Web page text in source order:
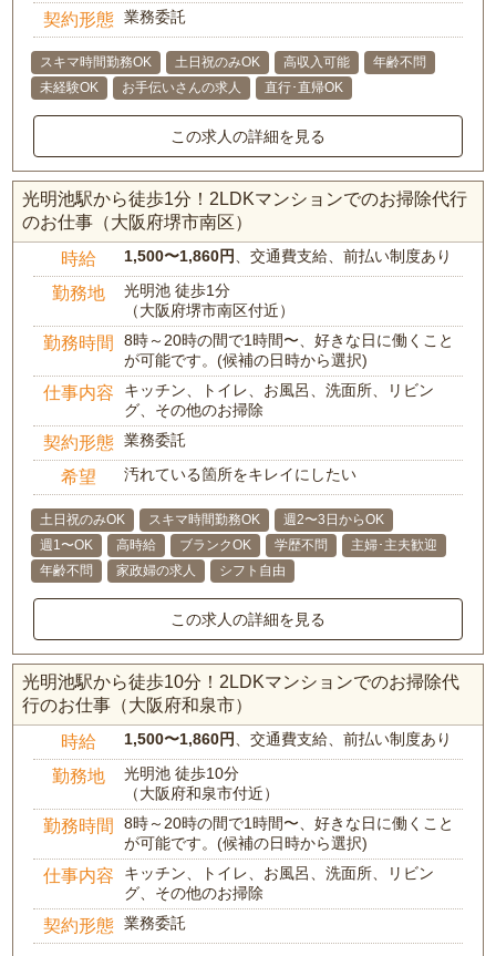
契約形態 業務委託
スキマ時間勤務OK 土日祝のみOK 高収入可能
年齢不問
未経験OK
お手伝いさんの求人 直行･直帰OK
この求人の詳細を見る
光明池駅から徒歩1分！2LDKマンションでのお掃除代行
のお仕事（大阪府堺市南区）
時給 1,500〜1,860円、交通費支給、前払い制度あり
勤務地
光明池 徒歩1分
（大阪府堺市南区付近）
勤務時間
8時～20時の間で1時間〜、好きな日に働くこと
が可能です。(候補の日時から選択)
仕事内容
キッチン、トイレ、お風呂、洗面所、リビン
グ、その他のお掃除
契約形態 業務委託
希望 汚れている箇所をキレイにしたい
土日祝のみOK スキマ時間勤務OK
週2〜3日からOK
週1〜OK
高時給 ブランクOK 学歴不問
主婦･主夫歓迎
年齢不問
家政婦の求人 シフト自由
この求人の詳細を見る
光明池駅から徒歩10分！2LDKマンションでのお掃除代
行のお仕事（大阪府和泉市）
時給 1,500〜1,860円、交通費支給、前払い制度あり
勤務地
光明池 徒歩10分
（大阪府和泉市付近）
勤務時間
8時～20時の間で1時間〜、好きな日に働くこと
が可能です。(候補の日時から選択)
仕事内容
キッチン、トイレ、お風呂、洗面所、リビン
グ、その他のお掃除
契約形態 業務委託